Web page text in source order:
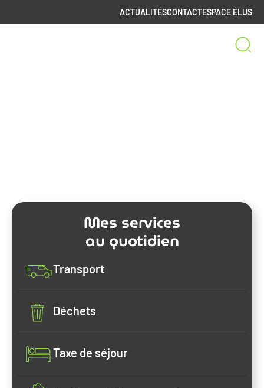
ACTUALITÉSCONTACTESPACE ÉLUS
Mes services
au quotidien
Transport
Déchets
Taxe de séjour